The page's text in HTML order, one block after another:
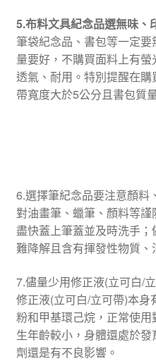
5.布料文具紀念品選無味、
筆袋紀念品、書包等一定
量要好，不購買面料上有螢
透氣、耐用。特別提醒在
帶寬度大於5公分且書包質
6.選擇筆紀念品要注意顏料
對油畫筆、蠟筆、顏料等
盡快蓋上筆蓋並及時洗手
難降解且含有揮發性物質、
7.儘量少用修正液(立可白/
修正液(立可白/立可帶)本身
粉和甲基環己烷，正常使
生年齡較小，身體還處於
劑還是有不良影響。